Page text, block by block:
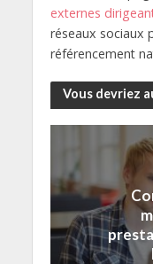
externes
réseaux sociaux
référencement
Vous devriez